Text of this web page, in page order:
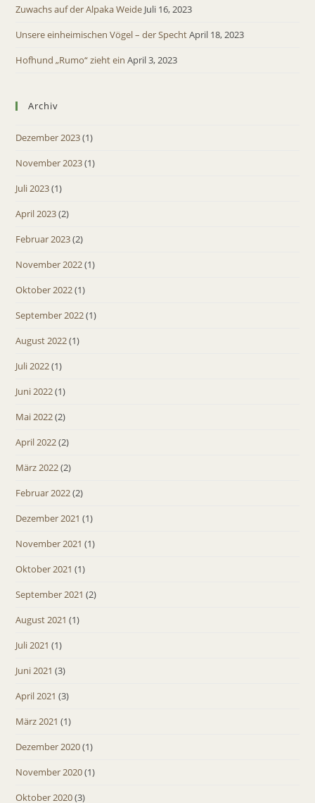
Zuwachs auf der Alpaka Weide Juli 16, 2023
Unsere einheimischen Vögel – der SpechtApril 18, 2023
Hofhund „Rumo“ zieht ein April 3, 2023
Archiv
Dezember 2023(1)
November 2023(1)
Juli 2023(1)
April 2023(2)
Februar 2023(2)
November 2022(1)
Oktober 2022(1)
September 2022(1)
August 2022(1)
Juli 2022(1)
Juni 2022(1)
Mai 2022(2)
April 2022(2)
März 2022(2)
Februar 2022(2)
Dezember 2021 (1)
November 2021 (1)
Oktober 2021 (1)
September 2021 (2)
August 2021 (1)
Juli 2021 (1)
Juni 2021 (3)
April 2021 (3)
März 2021 (1)
Dezember 2020(1)
November 2020(1)
Oktober 2020(3)